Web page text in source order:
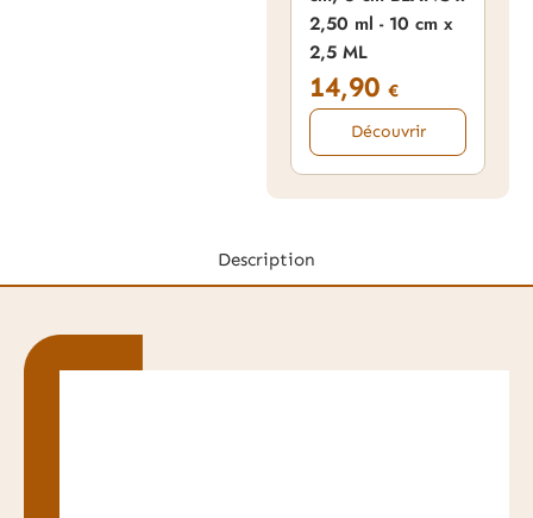
2,50 ml - 10 cm x
2,5 ML
14,90 €
Découvrir
Description